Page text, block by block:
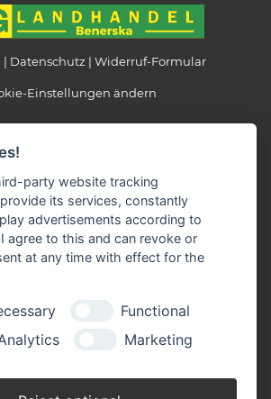
Datenschutz Widerruf-Formular
Einstellungen ändern
Beethovenstraße 6
39524 Schönhausen
039323 / 38346
039323 / 38850
benerska.de
08.30 - 12.00 + 14.30 - 18.00 Uhr
08.30 - 11.00 Uhr
Wir sind Partner der:
party website tracking
its services, constantly
advertisements according to
agree to this and can revoke or
at any time with effect for the
Functional
Marketing